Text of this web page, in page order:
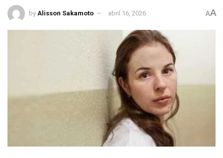
by Alisson Sakamoto abril 16, 2026 AA